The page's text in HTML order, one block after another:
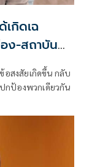
เกิดเฉ
ง-สถาบัน
อสงสัยเกิดขึ้น กลับ
กป้องพวกเดียวกัน